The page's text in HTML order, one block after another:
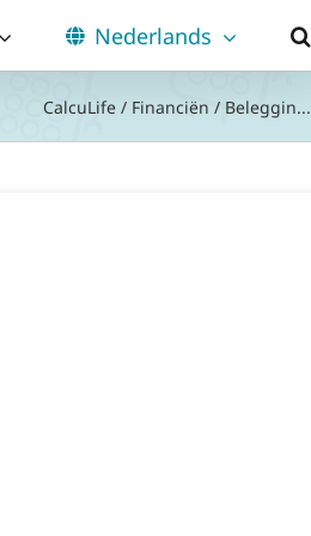
Nederlands
CalcuLife / Financiën / Beleggin...